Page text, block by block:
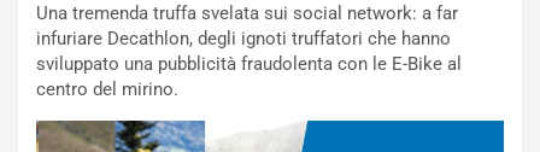
Una tremenda truffa svelata sui social network: a far
infuriare Decathlon, degli ignoti truffatori che hanno
sviluppato una pubblicità fraudolenta con le E-Bike al
centro del mirino.